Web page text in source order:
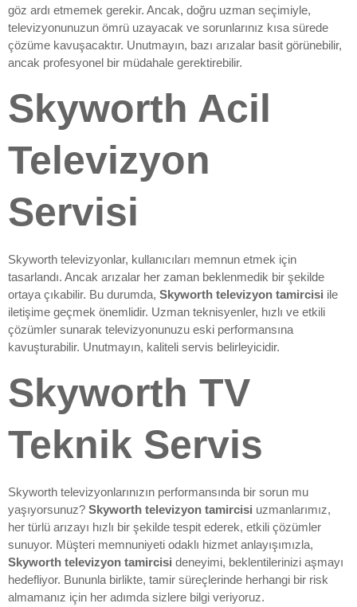
göz ardı etmemek gerekir. Ancak, doğru uzman seçimiyle,
televizyonunuzun ömrü uzayacak ve sorunlarınız kısa sürede
çözüme kavuşacaktır. Unutmayın, bazı arızalar basit görünebilir,
ancak profesyonel bir müdahale gerektirebilir.
Skyworth Acil
Televizyon
Servisi
Skyworth televizyonlar, kullanıcıları memnun etmek için
tasarlandı. Ancak arızalar her zaman beklenmedik bir şekilde
ortaya çıkabilir. Bu durumda, Skyworth televizyon tamircisi ile
iletişime geçmek önemlidir. Uzman teknisyenler, hızlı ve etkili
çözümler sunarak televizyonunuzu eski performansına
kavuşturabilir. Unutmayın, kaliteli servis belirleyicidir.
Skyworth TV
Teknik Servis
Skyworth televizyonlarınızın performansında bir sorun mu
yaşıyorsunuz? Skyworth televizyon tamircisi uzmanlarımız,
her türlü arızayı hızlı bir şekilde tespit ederek, etkili çözümler
sunuyor. Müşteri memnuniyeti odaklı hizmet anlayışımızla,
Skyworth televizyon tamircisi deneyimi, beklentilerinizi aşmayı
hedefliyor. Bununla birlikte, tamir süreçlerinde herhangi bir risk
almamanız için her adımda sizlere bilgi veriyoruz.